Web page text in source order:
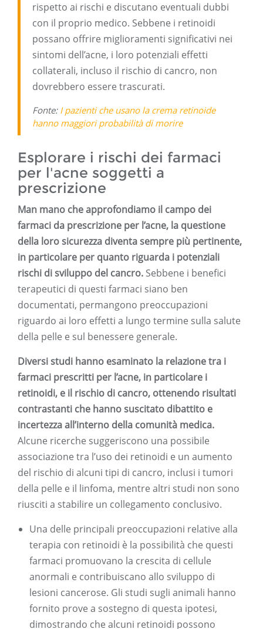
rispetto ai rischi e discutano eventuali dubbi
con il proprio medico. Sebbene i retinoidi
possano offrire miglioramenti significativi nei
sintomi dell’acne, i loro potenziali effetti
collaterali, incluso il rischio di cancro, non
dovrebbero essere trascurati.
Fonte: I pazienti che usano la crema retinoide
hanno maggiori probabilità di morire
Esplorare i rischi dei farmaci
per l'acne soggetti a
prescrizione
Man mano che approfondiamo il campo dei
farmaci da prescrizione per l’acne, la questione
della loro sicurezza diventa sempre più pertinente,
in particolare per quanto riguarda i potenziali
rischi di sviluppo del cancro. Sebbene i benefici
terapeutici di questi farmaci siano ben
documentati, permangono preoccupazioni
riguardo ai loro effetti a lungo termine sulla salute
della pelle e sul benessere generale.
Diversi studi hanno esaminato la relazione tra i
farmaci prescritti per l’acne, in particolare i
retinoidi, e il rischio di cancro, ottenendo risultati
contrastanti che hanno suscitato dibattito e
incertezza all’interno della comunità medica.
Alcune ricerche suggeriscono una possibile
associazione tra l’uso dei retinoidi e un aumento
del rischio di alcuni tipi di cancro, inclusi i tumori
della pelle e il linfoma, mentre altri studi non sono
riusciti a stabilire un collegamento conclusivo.
Una delle principali preoccupazioni relative alla
terapia con retinoidi è la possibilità che questi
farmaci promuovano la crescita di cellule
anormali e contribuiscano allo sviluppo di
lesioni cancerose. Gli studi sugli animali hanno
fornito prove a sostegno di questa ipotesi,
dimostrando che alcuni retinoidi possono